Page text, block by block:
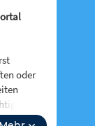
oder
Denn
und